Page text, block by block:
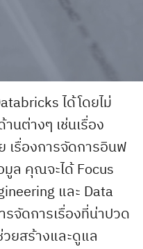
ได้โดยไม่
นต่างๆ เช่นเรื่อง
เรื่องการจัดการอินฟ
มูล คุณจะได้ Focus
และ Data
รจัดการเรื่องที่น่าปวด
ยสร้างและดูแล